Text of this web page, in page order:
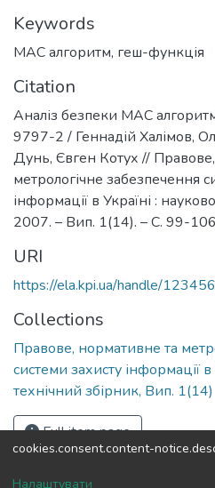
Keywords
MAC алгоритм, геш-функція
Citation
Аналіз безпеки МАС
9797-2 / Геннадій Халімов,
Дунь, Євген Котух //
метрологічне забезпечення
інформації в Україні :
2007. – Вип. 1(14). – С. 99-106.
URI
https://ela.kpi.ua/handle/
Collections
Правове, нормативне та
системи захисту інформації
технічний збірник, Вип. 1(14)
Full item page
DSpace software
cookies.consent.content-
Налаштувати